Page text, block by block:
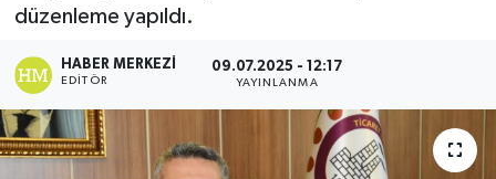
düzenleme yapıldı.
HABER MERKEZI
EDITÖR
09.07.2025 - 12:17
YAYINLANMA